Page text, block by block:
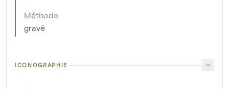
Méthode
gravé
ICONOGRAPHIE